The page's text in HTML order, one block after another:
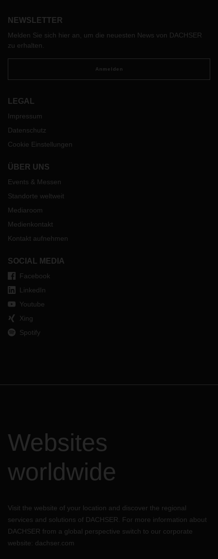
gesammelt.
NEWSLETTER
Melden Sie sich hier an, um die neuesten News von DACHSER
zu erhalten.
Anmelden
LEGAL
Impressum
Datenschutz
Cookie Einstellungen
ÜBER UNS
Events & Messen
Standorte weltweit
Mediaroom
Medienkontakt
Kontakt aufnehmen
SOCIAL MEDIA
Facebook
LinkedIn
Youtube
Xing
Spotify
Websites
worldwide
Visit the website of your location and discover the regional
services and solutions of DACHSER. For more information about
DACHSER from a global perspective switch to our corporate
website: dachser.com